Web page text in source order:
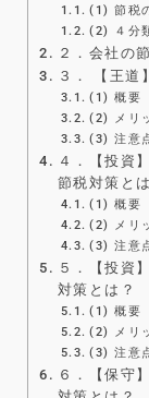
(1) 節税
(2) ４分
２．会社の
３． 【王道
(1) 概要
(2) メリ
(3) 注意
４．【投資
節税対策と
(1) 概要
(2) メリ
(3) 注意
５．【投資
対策とは？
(1) 概要
(2) メリ
(3) 注意
６．【保守